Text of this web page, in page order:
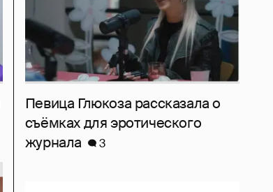
Певица Глюкоза рассказала о
съёмках для эротического
журнала
3